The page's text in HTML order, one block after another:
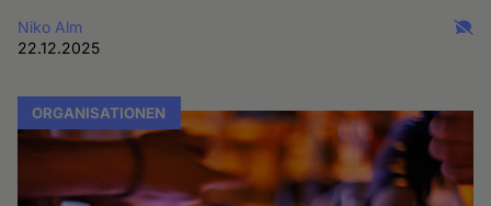
Niko Alm
22.12.2025
ORGANISATIONEN